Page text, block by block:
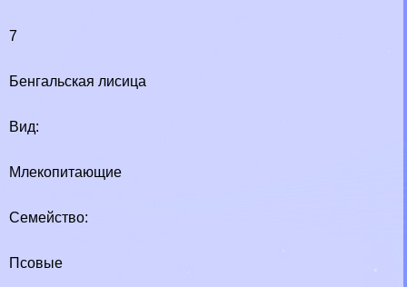
7
Бенгальская лисица
Вид:
Млекопитающие
Семейство:
Псовые